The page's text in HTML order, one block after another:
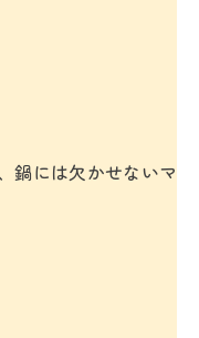
鍋には欠かせないマ